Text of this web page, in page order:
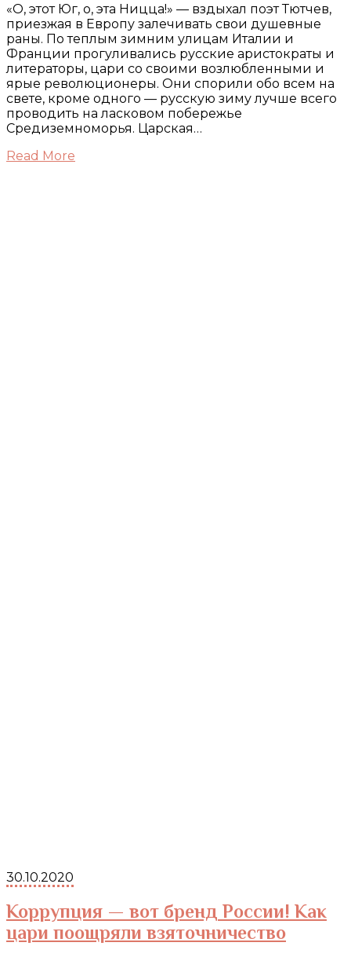
«О, этот Юг, о, эта Ницца!» — вздыхал поэт Тютчев,
приезжая в Европу залечивать свои душевные
раны. По теплым зимним улицам Италии и
Франции прогуливались русские аристократы и
литераторы, цари со своими возлюбленными и
ярые революционеры. Они спорили обо всем на
свете, кроме одного — русскую зиму лучше всего
проводить на ласковом побережье
Средиземноморья. Царская…
Read More
30.10.2020
Коррупция — вот бренд России! Как
цари поощряли взяточничество